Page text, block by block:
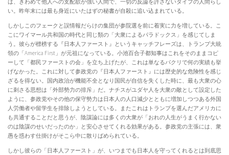
い。昨年末には最も身近にいたはずの秘書が自殺に追い込まれている。
しかしこのフェークと誤情報だらけの集団が参院選を前に着実に力を増している。こ
こにワイマール共和国の時代と同じ類の「大衆によるパラドックス」を感じてしま
う。彼らが標榜する『日本人ファースト』というキャッチフレーズは、トランプ大統
領の「America First」が元祖になっている。小池百合子都知事はこれをそのままコピ
ーして「都民ファーストの会」を立ち上げたが、これは単なるパクリで何の実績も挙
げなかった。これに対して参政党の『日本人ファースト』には歴史的な危険性を感じ
ざるを得ない。国内政治が機能不全となり国民が自信を失くした時に、最も大衆の心
に刺さる思想は「外部勢力の排斥」だ。ナチスがユダヤ人を大衆の敵として設定した
ように、参政党やその他の保守勢力は日本人の人口減少とともに増加しつつある外国
人労働者や留学生を排除しようとしている。またこれはトランプを選んだアメリカに
も共通することだと思うが、陰謀論には多くの大衆が「おれの人生がうまく行かない
のは陰謀のせいだったのか」と安心させてくれる効果がある。参政党の主張には、衆
愚を惑わす仕掛けがそこら中に散りばめられている。
しかし彼らの「日本人ファースト」が、いつまでも日本人を守ってくれるとは到底思